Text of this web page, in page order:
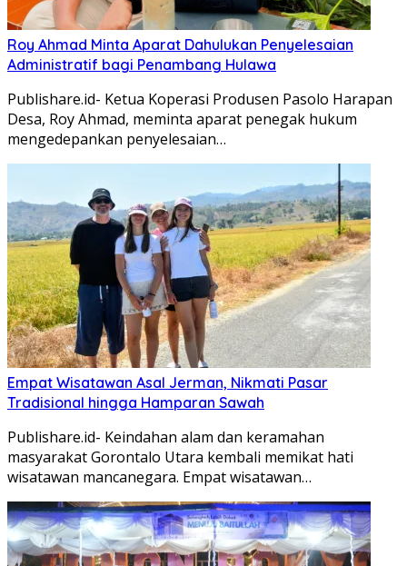
Roy Ahmad Minta Aparat Dahulukan Penyelesaian
Administratif bagi Penambang Hulawa
Publishare.id- Ketua Koperasi Produsen Pasolo Harapan
Desa, Roy Ahmad, meminta aparat penegak hukum
mengedepankan penyelesaian…
Empat Wisatawan Asal Jerman, Nikmati Pasar
Tradisional hingga Hamparan Sawah
Publishare.id- Keindahan alam dan keramahan
masyarakat Gorontalo Utara kembali memikat hati
wisatawan mancanegara. Empat wisatawan…